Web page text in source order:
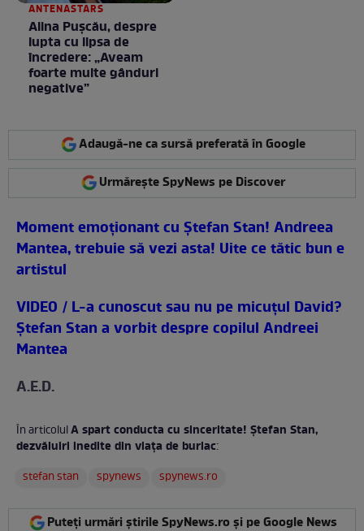
ANTENASTARS
Alina Pușcău, despre
lupta cu lipsa de
încredere: „Aveam
foarte multe gânduri
negative”
Adaugă-ne ca sursă preferată în Google
Urmărește SpyNews pe Discover
Moment emoţionant cu Ştefan Stan! Andreea
Mantea, trebuie să vezi asta! Uite ce tătic bun e
artistul
VIDEO / L-a cunoscut sau nu pe micuţul David?
Ştefan Stan a vorbit despre copilul Andreei
Mantea
A.E.D.
În articolulA spart conducta cu sinceritate! Ştefan Stan,
dezvăluiri inedite din viaţa de burlac:
stefan stan
spynews spynews.ro
Puteți urmări știrile SpyNews.ro și pe Google News